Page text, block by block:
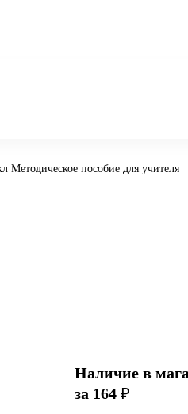
Методическое пособие для учителя
Наличие в
за 164 ₽